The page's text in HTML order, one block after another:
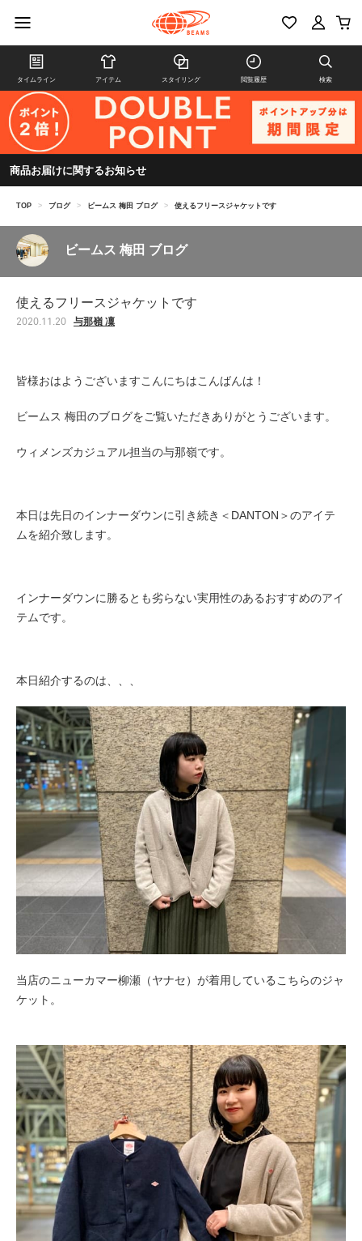
タイムライン アイテム スタイリング 閲覧履歴 検索
商品お届けに関するお知らせ
TOP > ブログ > ビームス 梅田 ブログ > 使えるフリースジャケットです
ビームス 梅田 ブログ
使えるフリースジャケットです
2020.11.20 与那嶺 凜
皆様おはようございますこんにちはこんばんは！
ビームス 梅田のブログをご覧いただきありがとうございます。
ウィメンズカジュアル担当の与那嶺です。
本日は先日のインナーダウンに引き続き＜DANTON＞のアイテ
ムを紹介致します。
インナーダウンに勝るとも劣らない実用性のあるおすすめのアイ
テムです。
本日紹介するのは、、、
当店のニューカマー柳瀬（ヤナセ）が着用しているこちらのジャ
ケット。